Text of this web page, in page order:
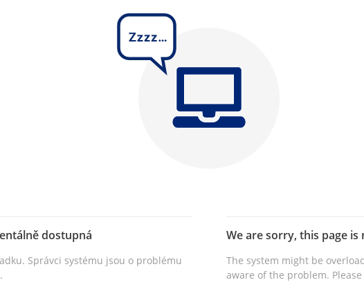
dostupná
Správci systému jsou o problému
We are sorry, this page
The system might be
aware of the problem.